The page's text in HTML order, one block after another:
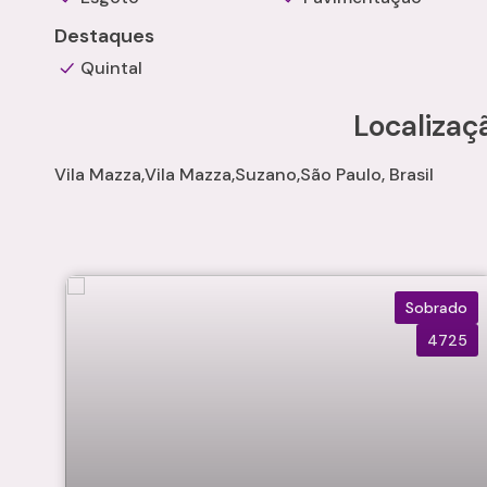
Destaques
Quintal
Vila MazzaVila Mazza Suzano São Paulo, Brasil
Sobrado
4725